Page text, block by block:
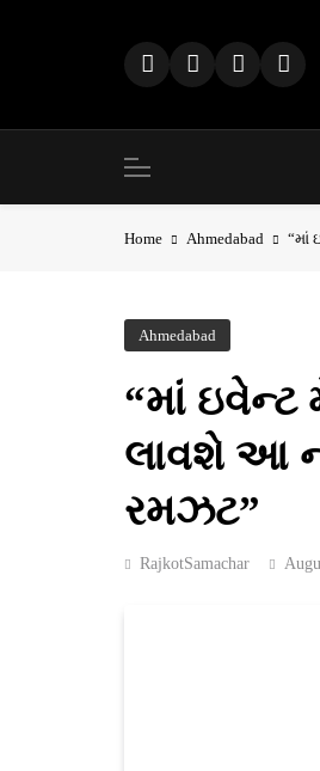
Home Ahmedabad “માં
Ahmedabad
“માં
લાવશે આ
રમઝટ”
RajkotSamachar